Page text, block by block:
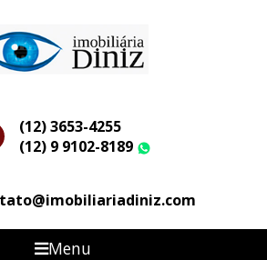
(12) 3653-4255
(12) 9 9102-8189
Menu